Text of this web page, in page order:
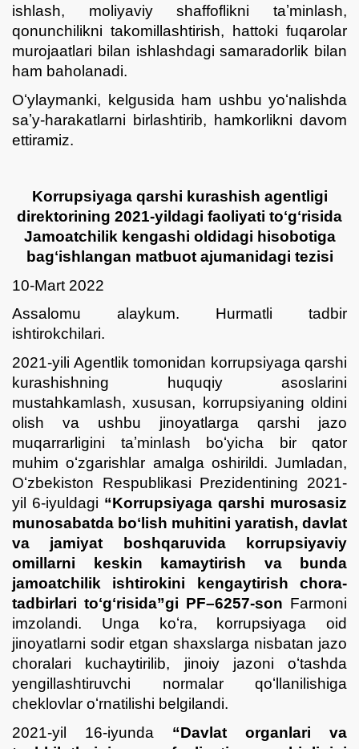
ishlash, moliyaviy shaffoflikni taʼminlash,
qonunchilikni takomillashtirish, hattoki fuqarolar
murojaatlari bilan ishlashdagi samaradorlik bilan
ham baholanadi.
Oʻylaymanki, kelgusida ham ushbu yoʻnalishda
saʼy-harakatlarni birlashtirib, hamkorlikni davom
ettiramiz.
Korrupsiyaga qarshi kurashish agentligi
direktorining 2021-yildagi faoliyati toʻgʻrisida
Jamoatchilik kengashi oldidagi hisobotiga
bagʻishlangan matbuot ajumanidagi tezisi
10-Mart 2022
Assalomu alaykum. Hurmatli tadbir
ishtirokchilari.
2021-yili Agentlik tomonidan korrupsiyaga qarshi
kurashishning huquqiy asoslarini
mustahkamlash, xususan, korrupsiyaning oldini
olish va ushbu jinoyatlarga qarshi jazo
muqarrarligini taʼminlash boʻyicha bir qator
muhim oʻzgarishlar amalga oshirildi. Jumladan,
Oʻzbekiston Respublikasi Prezidentining 2021-
yil 6-iyuldagi “Korrupsiyaga qarshi murosasiz
munosabatda boʻlish muhitini yaratish, davlat
va jamiyat boshqaruvida korrupsiyaviy
omillarni keskin kamaytirish va bunda
jamoatchilik ishtirokini kengaytirish chora-
tadbirlari toʻgʻrisida”gi PF–6257-son Farmoni
imzolandi. Unga koʻra, korrupsiyaga oid
jinoyatlarni sodir etgan shaxslarga nisbatan jazo
choralari kuchaytirilib, jinoiy jazoni oʻtashda
yengillashtiruvchi normalar qoʻllanilishiga
cheklovlar oʻrnatilishi belgilandi.
2021-yil 16-iyunda “Davlat organlari va